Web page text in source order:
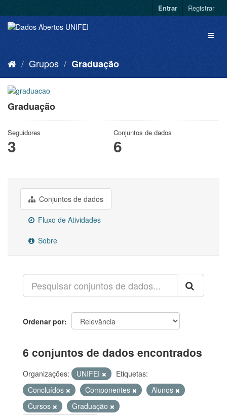
Entrar Registrar
Grupos Graduação
Graduação
Seguidores
3
Conjuntos de dados
6
Conjuntos de dados
Fluxo de Atividades
Sobre
Ordenar por
6 conjuntos de dados encontrados
Organizações: UNIFEI
Etiquetas:
Concluídos
Componentes
Alunos
Cursos
Graduação